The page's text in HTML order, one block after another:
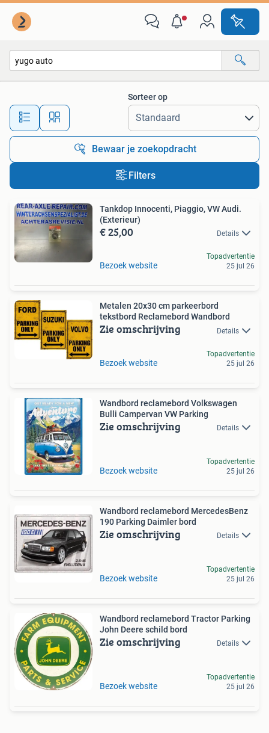
Alle afstanden…
Sorteer op
Bewaar je zoekopdracht
Filters
Tankdop Innocenti, Piaggio, VW Audi.
(Exterieur)
€ 25,00 Details
Bezoek website
Topadvertentie
25 jul 26
Metalen 20x30 cm parkeerbord
tekstbord Reclamebord Wandbord
Zie omschrijving Details
Bezoek website
Topadvertentie
25 jul 26
Wandbord reclamebord Volkswagen
Bulli Campervan VW Parking
Zie omschrijving Details
Bezoek website
Topadvertentie
25 jul 26
Wandbord reclamebord MercedesBenz
190 Parking Daimler bord
Zie omschrijving Details
Bezoek website
Topadvertentie
25 jul 26
Wandbord reclamebord Tractor Parking
John Deere schild bord
Zie omschrijving Details
Bezoek website
Topadvertentie
25 jul 26